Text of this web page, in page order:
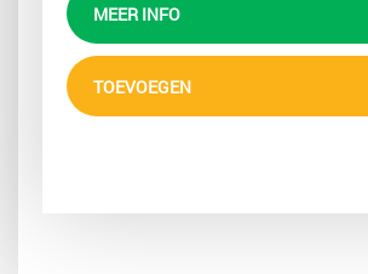
MEER INFO
TOEVOEGEN